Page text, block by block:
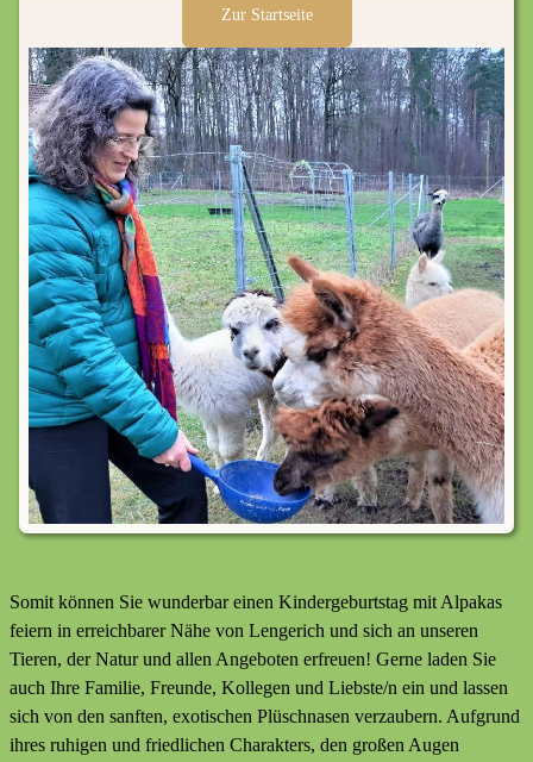
Zur Startseite
Somit können Sie wunderbar einen Kindergeburtstag mit Alpakas
feiern in erreichbarer Nähe von Lengerich und sich an unseren
Tieren, der Natur und allen Angeboten erfreuen! Gerne laden Sie
auch Ihre Familie, Freunde, Kollegen und Liebste/n ein und lassen
sich von den sanften, exotischen Plüschnasen verzaubern. Aufgrund
ihres ruhigen und friedlichen Charakters, den großen Augen